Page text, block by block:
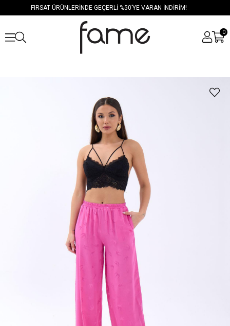
FIRSAT ÜRÜNLERİNDE GEÇERLİ %50’YE VARAN İNDİRİM!
0